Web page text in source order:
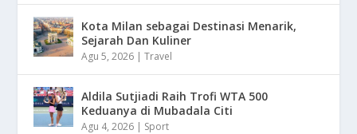
Kota Milan sebagai Destinasi Menarik,
Sejarah Dan Kuliner
Agu 5, 2026 |Travel
Aldila Sutjiadi Raih Trofi WTA 500
Keduanya di Mubadala Citi
Agu 4, 2026 | Sport